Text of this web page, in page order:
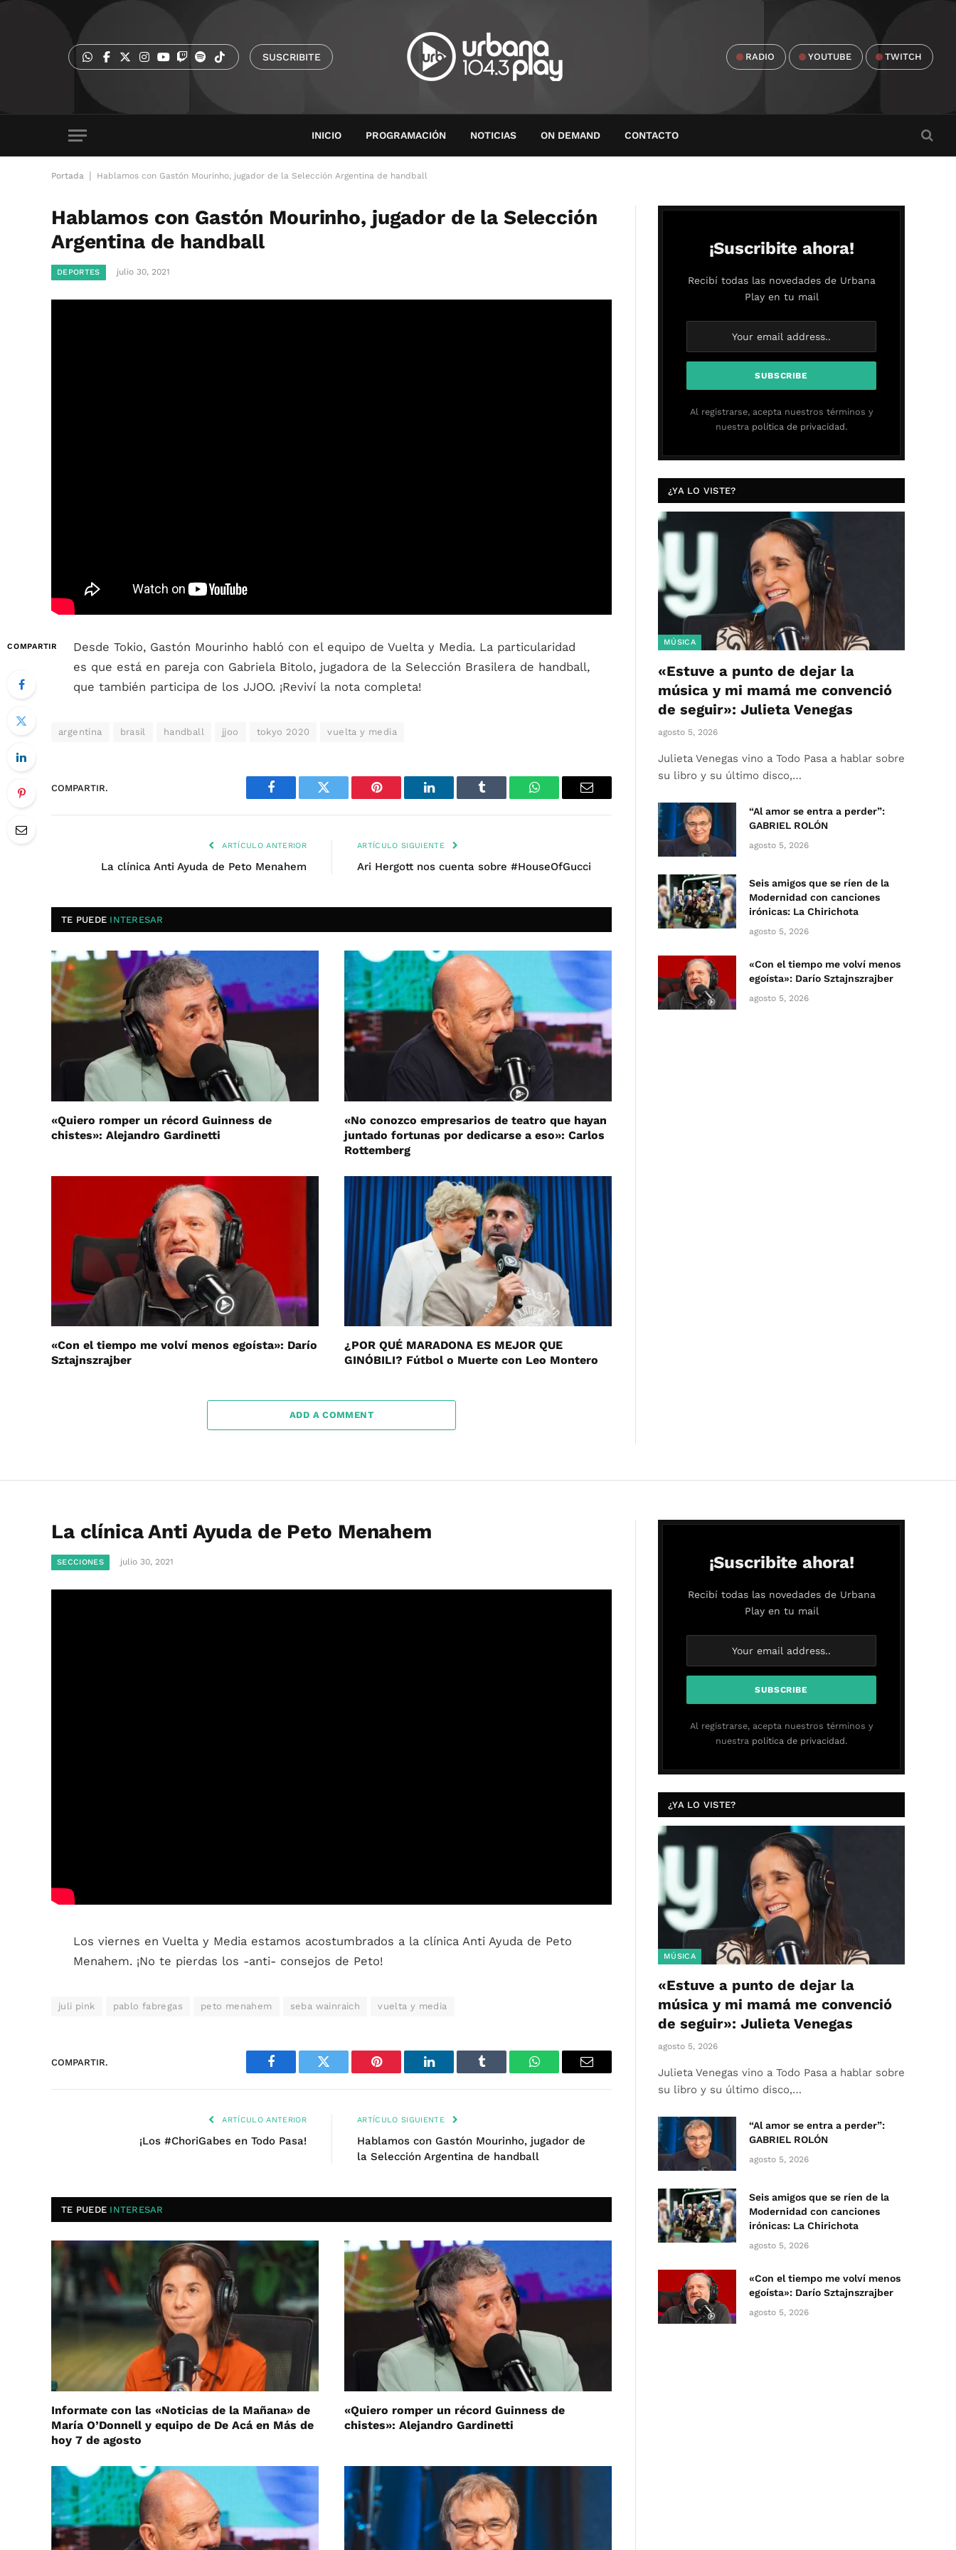
SUSCRIBITE RADIO YOUTUBE TWITCH
INICIO PROGRAMACIÓN NOTICIAS ON DEMAND CONTACTO
Portada Hablamos con Gastón Mourinho, jugador de la Selección Argentina de handball
Hablamos con Gastón Mourinho, jugador de la Selección
Argentina de handball
DEPORTES julio 30, 2021
COMPARTIR
Desde Tokio, Gastón Mourinho habló con el equipo de Vuelta y Media. La particularidad
es que está en pareja con Gabriela Bitolo, jugadora de la Selección Brasilera de handball,
que también participa de los JJOO. ¡Reviví la nota completa!
argentina brasil handball jjoo tokyo 2020 vuelta y media
COMPARTIR.
Facebook Twitter Pinterest LinkedIn Tumblr WhatsAppEmail
ARTÍCULO ANTERIOR
La clínica Anti Ayuda de Peto Menahem
ARTÍCULO SIGUIENTE
Ari Hergott nos cuenta sobre #HouseOfGucci
TE PUEDE INTERESAR
«Quiero romper un récord Guinness de
chistes»: Alejandro Gardinetti
«No conozco empresarios de teatro que hayan
juntado fortunas por dedicarse a eso»: Carlos
Rottemberg
«Con el tiempo me volví menos egoísta»: Darío
Sztajnszrajber
¿POR QUÉ MARADONA ES MEJOR QUE
GINÓBILI? Fútbol o Muerte con Leo Montero
ADD A COMMENT
¡Suscribite ahora!
Recibí todas las novedades de Urbana
Play en tu mail
Al registrarse, acepta nuestros términos y
nuestra política de privacidad.
¿YA LO VISTE?
MÚSICA
«Estuve a punto de dejar la
música y mi mamá me convenció
de seguir»: Julieta Venegas
agosto 5, 2026
Julieta Venegas vino a Todo Pasa a hablar sobre
su libro y su último disco,…
“Al amor se entra a perder”:
GABRIEL ROLÓN
agosto 5, 2026
Seis amigos que se ríen de la
Modernidad con canciones
irónicas: La Chirichota
agosto 5, 2026
«Con el tiempo me volví menos
egoísta»: Darío Sztajnszrajber
agosto 5, 2026
La clínica Anti Ayuda de Peto Menahem
SECCIONES julio 30, 2021
Los viernes en Vuelta y Media estamos acostumbrados a la clínica Anti Ayuda de Peto
Menahem. ¡No te pierdas los -anti- consejos de Peto!
juli pink pablo fabregas peto menahem seba wainraich vuelta y media
COMPARTIR.
Facebook Twitter Pinterest LinkedIn Tumblr WhatsAppEmail
ARTÍCULO ANTERIOR
¡Los #ChoriGabes en Todo Pasa!
ARTÍCULO SIGUIENTE
Hablamos con Gastón Mourinho, jugador de
la Selección Argentina de handball
TE PUEDE INTERESAR
Informate con las «Noticias de la Mañana» de
María O’Donnell y equipo de De Acá en Más de
hoy 7 de agosto
«Quiero romper un récord Guinness de
chistes»: Alejandro Gardinetti
¡Suscribite ahora!
Recibí todas las novedades de Urbana
Play en tu mail
Al registrarse, acepta nuestros términos y
nuestra política de privacidad.
¿YA LO VISTE?
MÚSICA
«Estuve a punto de dejar la
música y mi mamá me convenció
de seguir»: Julieta Venegas
agosto 5, 2026
Julieta Venegas vino a Todo Pasa a hablar sobre
su libro y su último disco,…
“Al amor se entra a perder”:
GABRIEL ROLÓN
agosto 5, 2026
Seis amigos que se ríen de la
Modernidad con canciones
irónicas: La Chirichota
agosto 5, 2026
«Con el tiempo me volví menos
egoísta»: Darío Sztajnszrajber
agosto 5, 2026